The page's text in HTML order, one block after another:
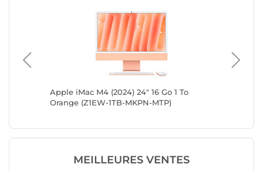
Apple iMac M4 (2024) 24" 16 Go 1 To
Orange (Z1EW-1TB-MKPN-MTP)
MEILLEURES VENTES